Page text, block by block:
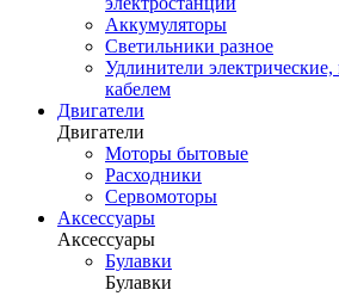
Аккумуляторы
Светильники разное
Удлинители
кабелем
Двигатели
Двигатели
Моторы бытовые
Расходники
Сервомоторы
Аксессуары
Аксессуары
Булавки
Булавки